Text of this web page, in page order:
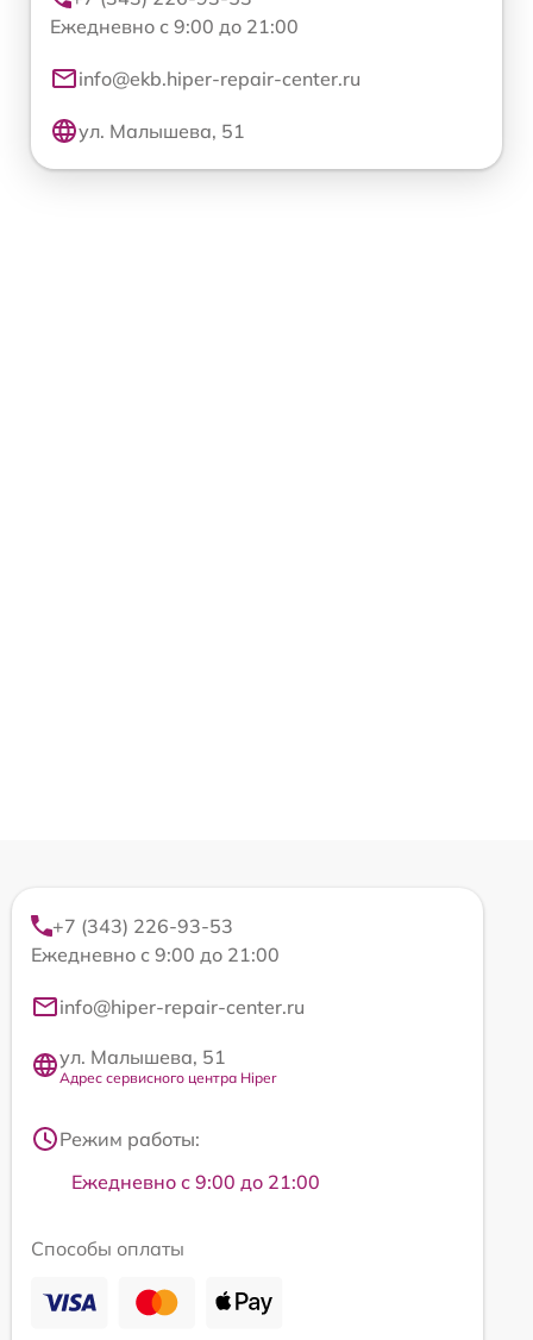
Ежедневно с 9:00 до 21:00
info@ekb.hiper-repair-center.ru
ул. Малышева, 51
+7 (343) 226-93-53
Ежедневно с 9:00 до 21:00
info@hiper-repair-center.ru
ул. Малышева, 51
Адрес сервисного центра Hiper
Режим работы:
Ежедневно с 9:00 до 21:00
Способы оплаты